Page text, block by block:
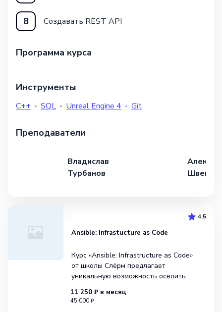
8 Создавать REST API
Программа курса
Инструменты
C++ SQL Unreal Engine 4 Git
Преподаватели
Владислав
Турбанов
Швец
4.5
Ansible: Infrastucture as Code
Курс «Ansible: Infrastructure as Code»
от школы Слёрм предлагает
уникальную возможность освоить
с использованием Ansible.
11 250 ₽ в месяц
45 000 ₽